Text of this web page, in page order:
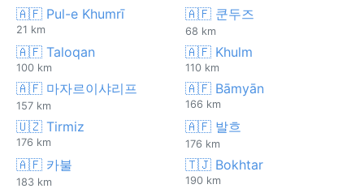
🇦🇫 Pul-e Khumrī
21 km
🇦🇫 쿤두즈
68 km
🇦🇫 Taloqan
100 km
🇦🇫 Khulm
110 km
🇦🇫 마자르이샤리프
157 km
🇦🇫 Bāmyān
166 km
🇺🇿 Tirmiz
176 km
🇦🇫 발흐
176 km
🇦🇫 카불
183 km
🇹🇯 Bokhtar
190 km